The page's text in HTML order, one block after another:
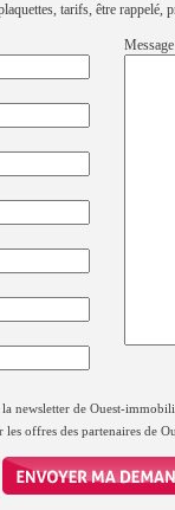
tarifs, être rappelé,
Message
la newsletter de Ouest-
les offres des partenaires de